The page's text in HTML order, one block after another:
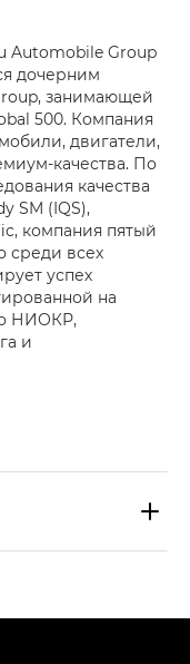
Automobile Group
дочерним
занимающей
500. Компания
двигатели,
качества. По
качества
SM (IQS),
компания пятый
среди всех
успех
на
НИОКР,
и